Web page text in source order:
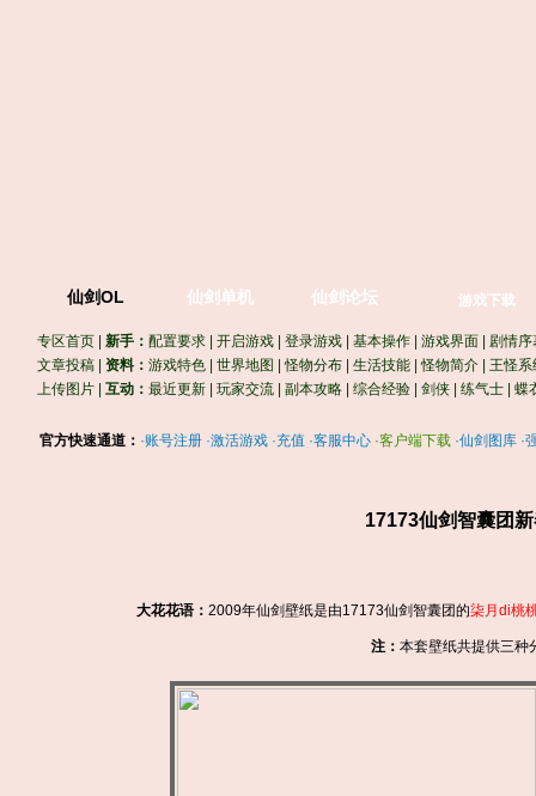
仙剑OL 仙剑单机 仙剑论坛 游戏下载
专区首页 |新手：配置要求 |开启游戏 |登录游戏 |基本操作 |游戏界面
剧情序
文章投稿 |资料：游戏特色 |世界地图 |怪物分布 |生活技能 |怪物简介 |王怪系
上传图片 |互动：最近更新 |玩家交流 |副本攻略 |综合经验 |剑侠 |练气士 |蝶
官方快速通道： ·账号注册 ·激活游戏 ·充值 ·客服中心 ·客户端下载 ·仙剑图库 ·
17173仙剑智囊团
大花花语： 2009年仙剑壁纸是由17173仙剑智囊团的柒月di桃
注： 本套壁纸共提供三种